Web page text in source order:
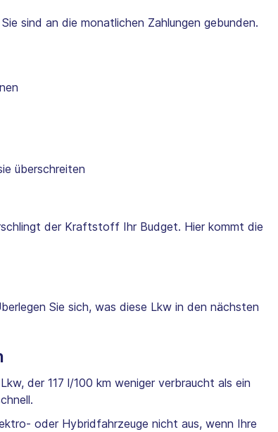
sind an die monatlichen Zahlungen gebunden.
überschreiten
der Kraftstoff Ihr Budget. Hier kommt die
Sie sich, was diese Lkw in den nächsten
der 117 l/100 km weniger verbraucht als ein
oder Hybridfahrzeuge nicht aus, wenn Ihre